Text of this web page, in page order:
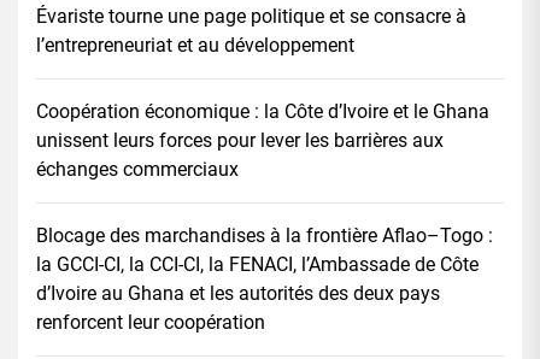
Évariste tourne une page politique et se consacre à
l’entrepreneuriat et au développement
Coopération économique : la Côte d’Ivoire et le Ghana
unissent leurs forces pour lever les barrières aux
échanges commerciaux
Blocage des marchandises à la frontière Aflao–Togo :
la GCCI-CI, la CCI-CI, la FENACI, l’Ambassade de Côte
d’Ivoire au Ghana et les autorités des deux pays
renforcent leur coopération